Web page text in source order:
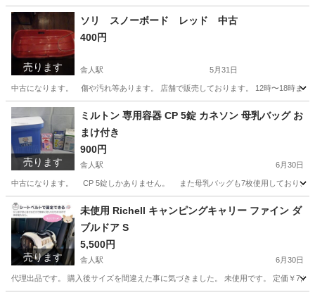
売ります
ソリ スノーボード レッド 中古
400円
舎人駅 5月31日
中古になります。 傷や汚れ等あります。 店舗で販売しております。 12時〜18時ま
東京 足立区 舎人駅 その他
売ります
ミルトン 専用容器 CP 5錠 カネソン 母乳バッグ お
まけ付き
900円
舎人駅 6月30日
中古になります。 CP 5錠しかありません。 また母乳バッグも7枚使用しており、
東京 足立区 舎人駅 ベビー用品 容器
売ります
未使用 Richell キャンピングキャリー ファイン ダ
ブルドア S
5,500円
舎人駅 6月30日
代理出品です。 購入後サイズを間違えた事に気づきました。 未使用です。 定価￥